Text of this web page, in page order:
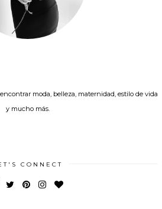
moda, belleza, maternidad, estilo de vida
y mucho más.
CONNECT